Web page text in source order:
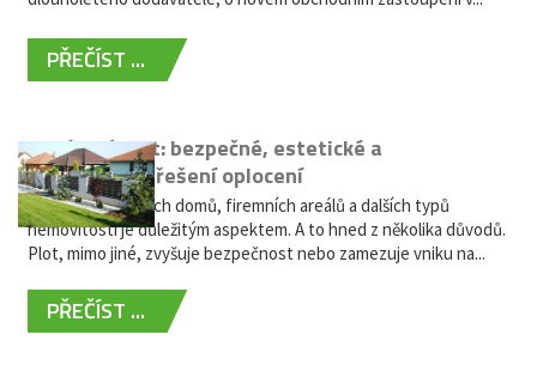
PŘEČÍST ...
Hliníkový plot: bezpečné, estetické a
bezúdržbové řešení oplocení
Oplocení rodinných domů, firemních areálů a dalších typů
nemovitostí je důležitým aspektem. A to hned z několika důvodů.
Plot, mimo jiné, zvyšuje bezpečnost nebo zamezuje vniku na...
PŘEČÍST ...